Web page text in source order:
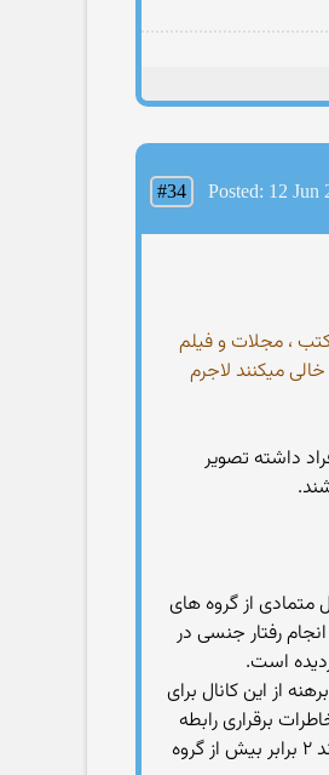
#34 Posted: 12 Jun
، مجلات و فیلم
میکنند لاجرم
داشته تصویر
از گروه های
رفتار جنسی در
است.
برهنه از این کانال برای
برقراری رابطه
جنسی است . بر اساس تحقیقات موسسه ” رند ” دختران نوجوانی که زمان بیشتری را به تماشای برنامه های تلویزیونی با محتوای جنسی اختصاص میداده اند ۲ برابر بیش از گروه